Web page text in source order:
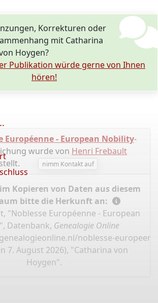
Korrekturen oder
mit Catharina
Hoygen?
Publikation würde gerne von Ihnen
hören!
Européenne - European Nobility-
wurde von Henri Frebault
nimm Kontakt auf
Kopieren von Daten aus diesem
bitte die Herkunft an:
"Noblesse Européenne - European
Datenbank, Genealogie Online
noblesse-
7. August 2026), "Catharina von
Hoygen".